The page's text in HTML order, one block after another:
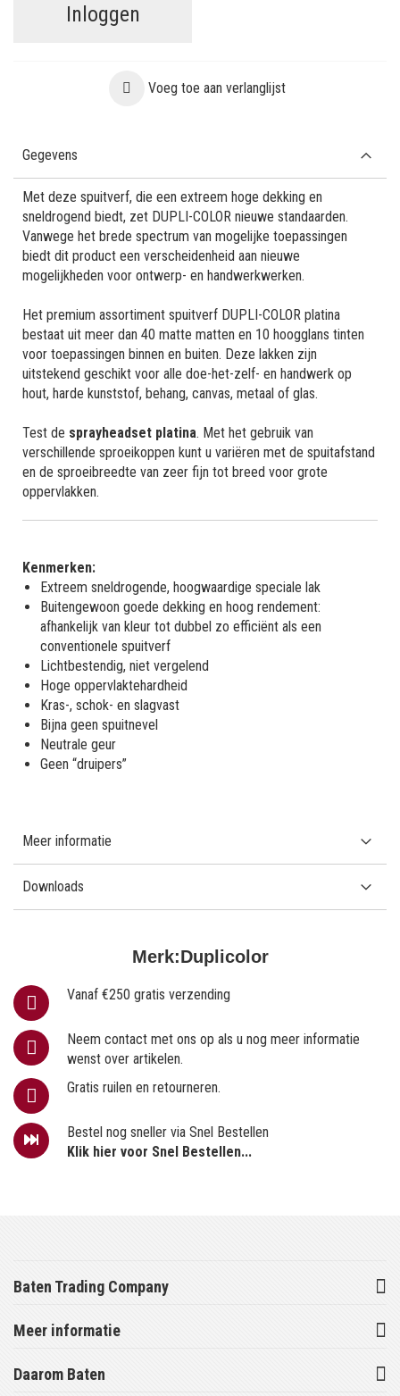
Inloggen
Voeg toe aan verlanglijst
Merk:Duplicolor
Vanaf €250 gratis verzending
Neem contact met ons op als u nog meer informatie
wenst over artikelen.
Gratis ruilen en retourneren.
Bestel nog sneller via Snel Bestellen
Klik hier voor Snel Bestellen...
Gegevens
Met deze spuitverf, die een extreem hoge dekking en
sneldrogend biedt, zet DUPLI-COLOR nieuwe standaarden.
Vanwege het brede spectrum van mogelijke toepassingen
biedt dit product een verscheidenheid aan nieuwe
mogelijkheden voor ontwerp- en handwerkwerken.
Het premium assortiment spuitverf DUPLI-COLOR platina
bestaat uit meer dan 40 matte matten en 10 hoogglans tinten
voor toepassingen binnen en buiten. Deze lakken zijn
uitstekend geschikt voor alle doe-het-zelf- en handwerk op
hout, harde kunststof, behang, canvas, metaal of glas.
Test de sprayheadset platina. Met het gebruik van
verschillende sproeikoppen kunt u variëren met de spuitafstand
en de sproeibreedte van zeer fijn tot breed voor grote
oppervlakken.
Kenmerken:
Extreem sneldrogende, hoogwaardige speciale lak
Buitengewoon goede dekking en hoog rendement:
afhankelijk van kleur tot dubbel zo efficiënt als een
conventionele spuitverf
Lichtbestendig, niet vergelend
Hoge oppervlaktehardheid
Kras-, schok- en slagvast
Bijna geen spuitnevel
Neutrale geur
Geen “druipers”
Meer informatie
Downloads
Baten Trading Company
Meer informatie
Daarom Baten